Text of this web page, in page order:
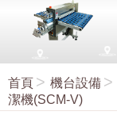
首頁 機台設備
潔機(SCM-V)